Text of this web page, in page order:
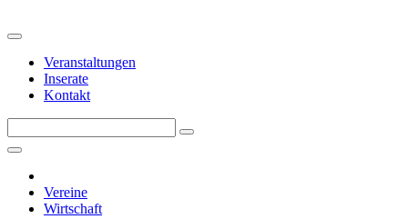
Veranstaltungen
Inserate
Kontakt
Vereine
Wirtschaft